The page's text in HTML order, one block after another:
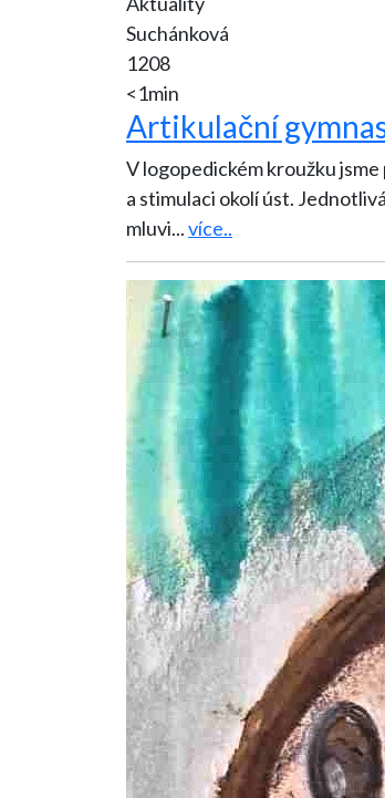
Suchánková
1208
<1min
Artikulační
V logopedickém kroužku
a stimulaci okolí úst.
mluvi...více..